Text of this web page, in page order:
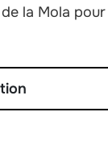
la Mola